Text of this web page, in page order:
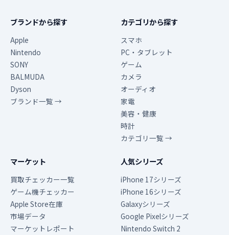
ブランドから探す
Apple
Nintendo
SONY
BALMUDA
Dyson
ブランド一覧 →
カテゴリから探す
スマホ
PC・タブレット
ゲーム
カメラ
オーディオ
家電
美容・健康
時計
カテゴリ一覧 →
マーケット
買取チェッカー一覧
ゲーム機チェッカー
Apple Store在庫
市場データ
マーケットレポート
人気シリーズ
iPhone 17シリーズ
iPhone 16シリーズ
Galaxyシリーズ
Google Pixelシリーズ
Nintendo Switch 2